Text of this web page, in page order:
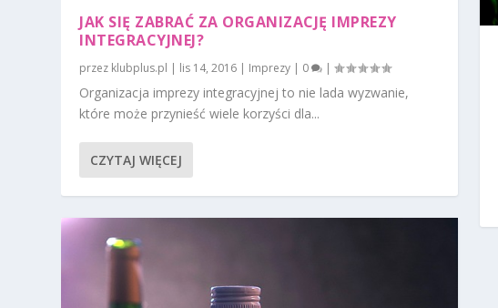
JAK SIĘ ZABRAĆ ZA ORGANIZACJĘ IMPREZY
INTEGRACYJNEJ?
przez klubplus.pl | lis 14, 2016 | Imprezy | 0 |
Organizacja imprezy integracyjnej to nie lada wyzwanie,
które może przynieść wiele korzyści dla...
CZYTAJ WIĘCEJ